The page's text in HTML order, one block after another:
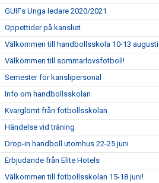
GUIFs Unga ledare 2020/2021
Öppettider på kansliet
Välkommen till handbollsskola 10-13 augusti
Välkommen till sommarlovsfotboll!
Semester för kanslipersonal
Info om handbollsskolan
Kvarglömt från fotbollsskolan
Händelse vid träning
Drop-in handboll utomhus 22-25 juni
Erbjudande från Elite Hotels
Välkommen till fotbollsskolan 15-18 juni!